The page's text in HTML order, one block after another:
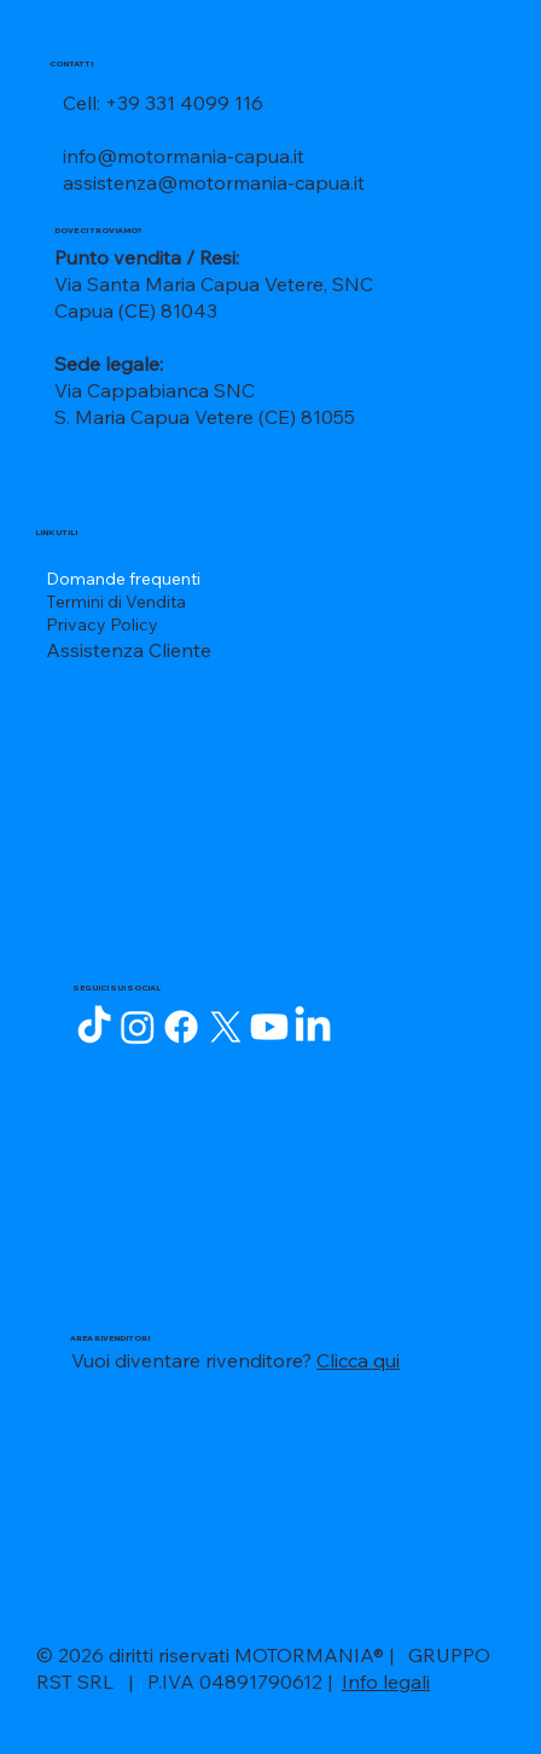
CONTATTI
Cell: +39 331 4099 116
info@motormania-capua.it
assistenza@motormania-capua.it
DOVE CI TROVIAMO?
Punto vendita / Resi:
Via Santa Maria Capua Vetere, SNC
Capua (CE) 81043
Sede legale:
Via Cappabianca SNC
S. Maria Capua Vetere (CE) 81055
LINK UTILI
Domande frequenti
Termini di Vendita
Privacy Policy
Assistenza Cliente
SEGUICI SUI SOCIAL
AREA RIVENDITORI
Vuoi diventare rivenditore?Clicca qui
© 2026 diritti riservati MOTORMANIA® | GRUPPO
RST SRL | P.IVA 04891790612 | Info legali